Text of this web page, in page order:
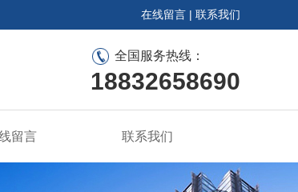
在线留言 | 联系我们
全国服务热线：
18832658690
留言 联系我们